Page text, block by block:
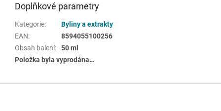
Doplňkové parametry
Kategorie:
Byliny a extrakty
EAN:
8594055100256
Obsah balení:
50 ml
Položka byla vyprodána…